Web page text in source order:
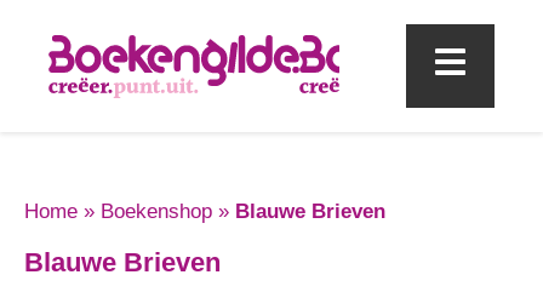
Home » Boekenshop » Blauwe Brieven
Blauwe Brieven